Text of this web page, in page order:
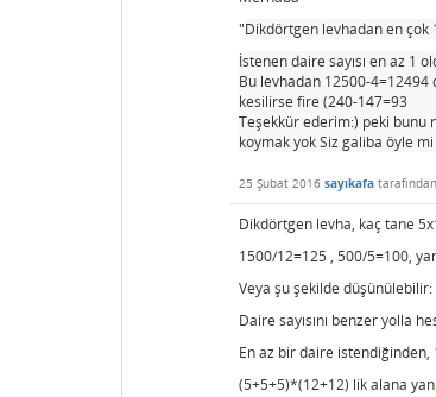
"Dikdörtgen levhadan en
İstenen daire sayısı en az 1
Bu levhadan 12500-
kesilirse fire (240-147=93
c
m
Teşekkür ederim:) peki bunu
koymak yok Siz galiba öyle
25 Şubat 2016 sayıkafa tarafından
Dikdörtgen levha, kaç tane
1500/12=125 , 500/5=100,
Veya şu şekilde
Daire sayısını benzer yolla
En az bir daire
(5+5+5)*(12+12) lik alana